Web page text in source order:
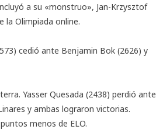
a su «monstruo», Jan-Krzysztof
la Olimpiada online.
cedió ante Benjamin Bok (2626) y
Yasser Quesada (2438) perdió ante
y ambas lograron victorias.
menos de ELO.